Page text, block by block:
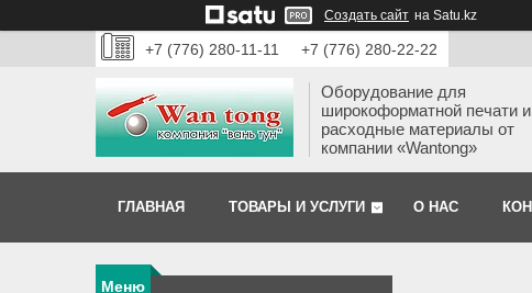
Создать сайт на Satu.kz
+7 (776) 280-11-11 +7 (776) 280-22-22
Оборудование для
широкоформатной печати и
расходные материалы от
компании «Wantong»
ГЛАВНАЯ ТОВАРЫ И УСЛУГИ О НАС